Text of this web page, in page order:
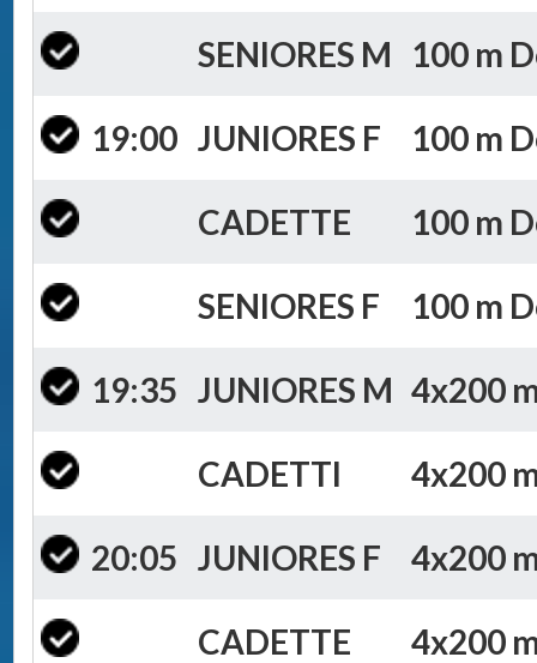
SENIORES M 100 m
19:00 JUNIORES F 100 m
CADETTE 100 m
SENIORES F 100 m
19:35 JUNIORES M 4x200
CADETTI 4x200
20:05 JUNIORES F 4x200
CADETTE 4x200